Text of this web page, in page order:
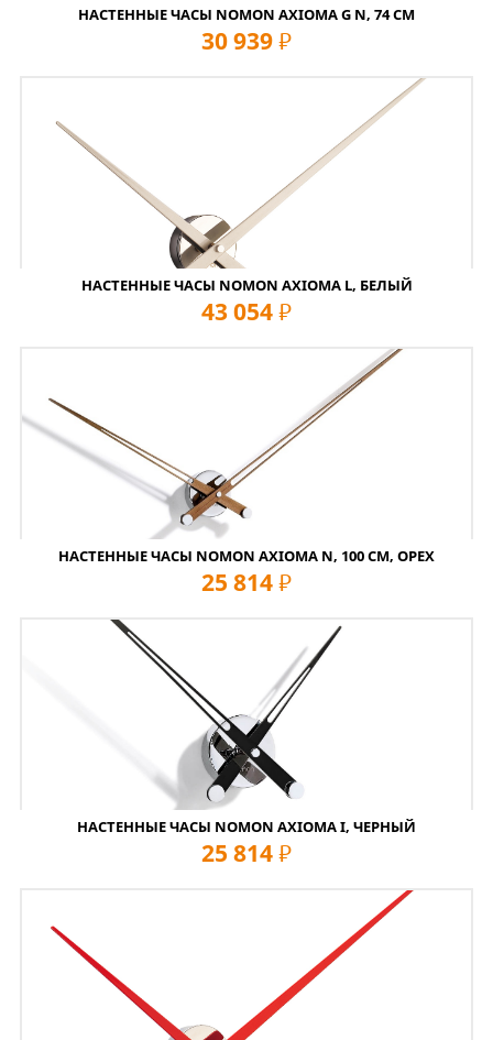
НАСТЕННЫЕ ЧАСЫ NOMON AXIOMA G N, 74 СМ
30 939 руб
НАСТЕННЫЕ ЧАСЫ NOMON AXIOMA L, БЕЛЫЙ
43 054 руб
НАСТЕННЫЕ ЧАСЫ NOMON AXIOMA N, 100 СМ, ОРЕХ
25 814 руб
НАСТЕННЫЕ ЧАСЫ NOMON AXIOMA I, ЧЕРНЫЙ
25 814 руб